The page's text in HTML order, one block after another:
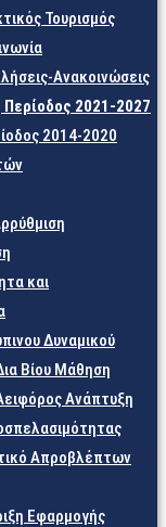
Τουρισμός
Ανακοινώσεις
2021-2027
2014-2020
και
Δυναμικού
Βίου Μάθηση
Ανάπτυξη
Απροβλέπτων
Εφαρμογής